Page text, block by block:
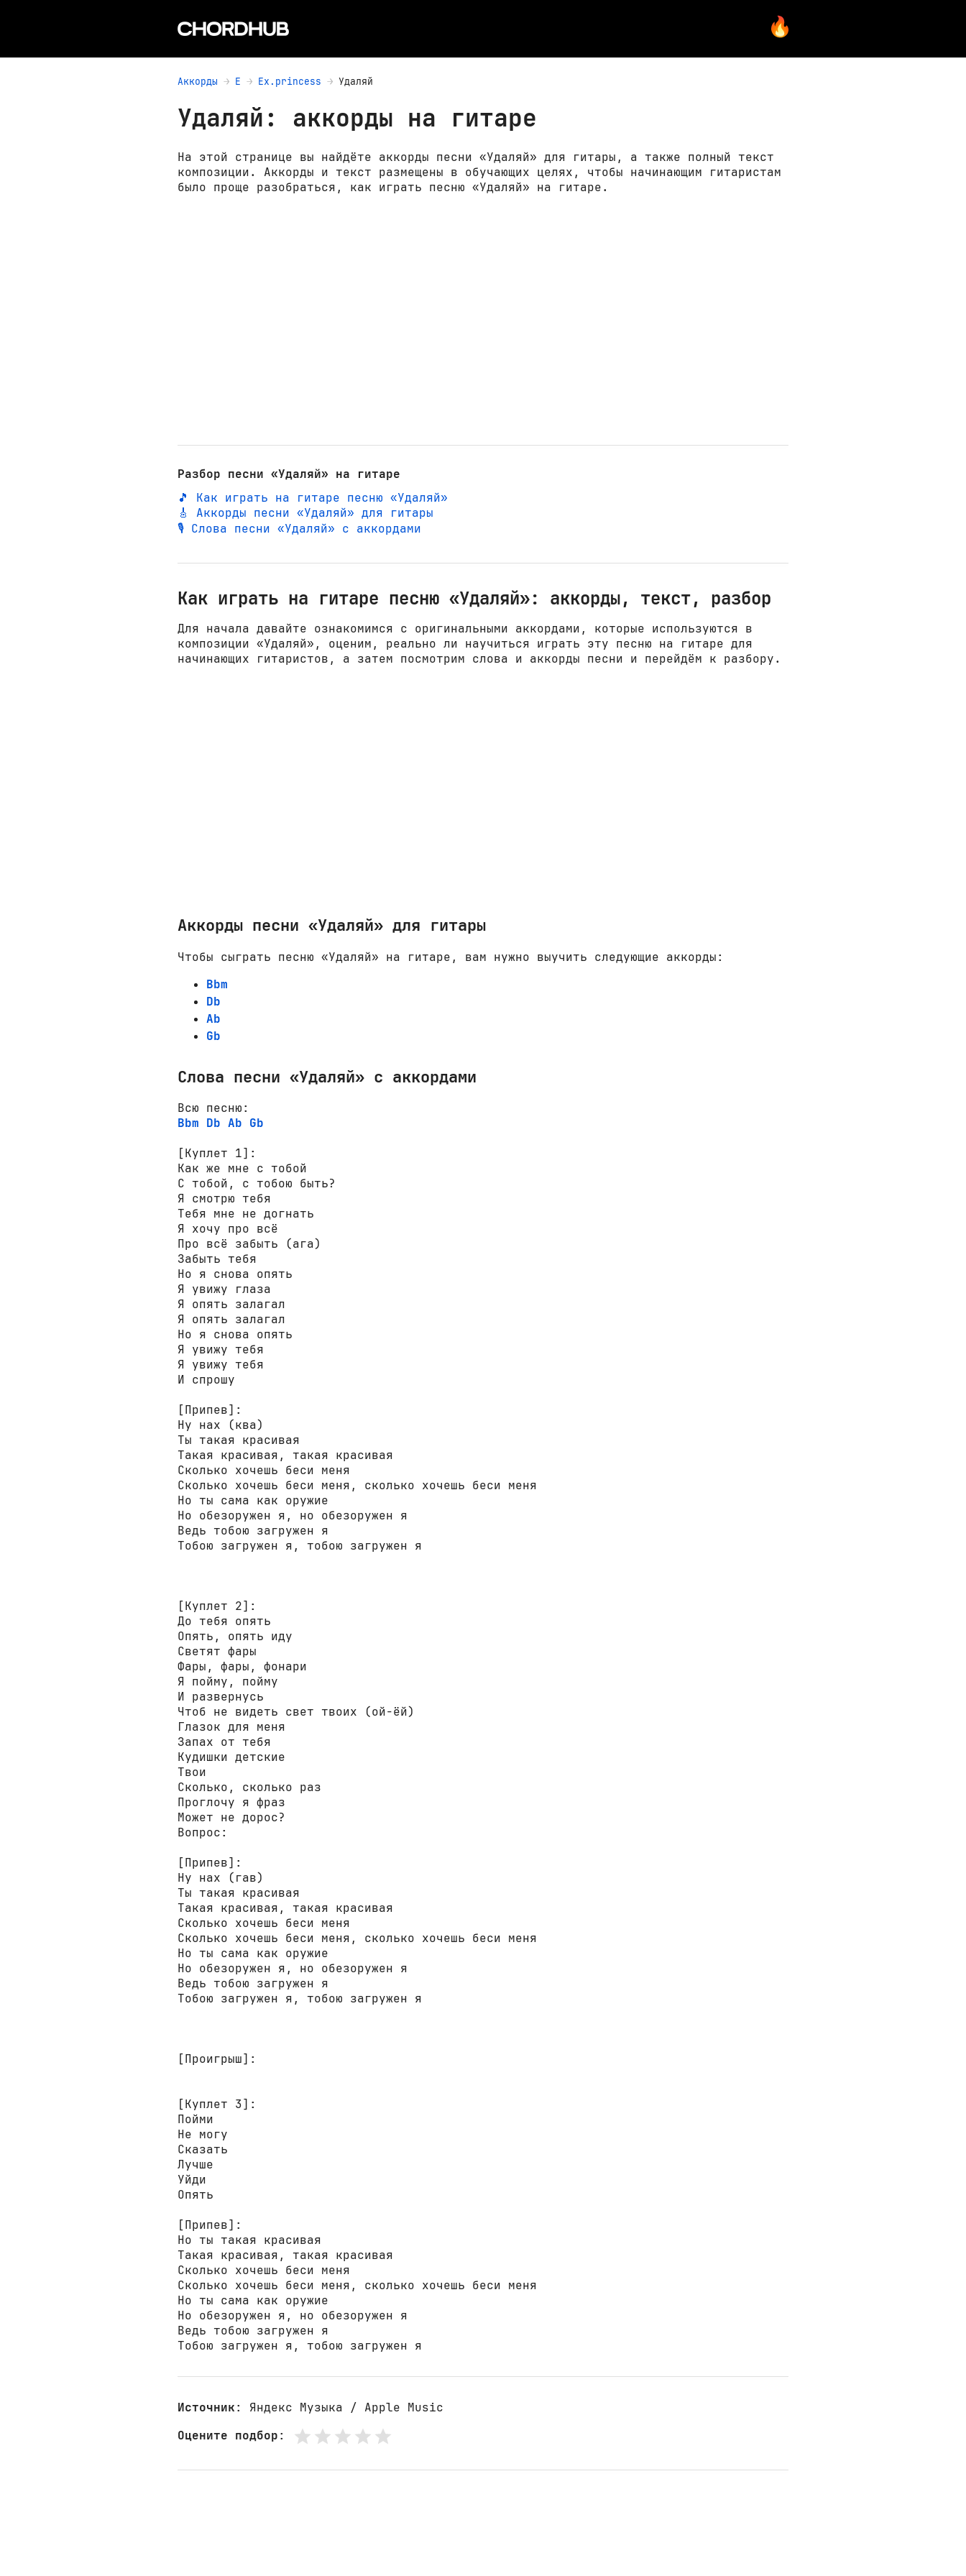
Аккорды E Ex.princess Удаляй
Удаляй: аккорды на гитаре
На этой странице вы найдёте аккорды песни «Удаляй» для гитары, а также полный текст
композиции. Аккорды и текст размещены в обучающих целях, чтобы начинающим гитаристам
было проще разобраться, как играть песню «Удаляй» на гитаре.
Разбор песни «Удаляй» на гитаре
🎵 Как играть на гитаре песню «Удаляй»
🎸 Аккорды песни «Удаляй» для гитары
🎙️ Слова песни «Удаляй» с аккордами
Как играть на гитаре песню «Удаляй»: аккорды, текст, разбор
Для начала давайте ознакомимся с оригинальными аккордами, которые используются в
композиции «Удаляй», оценим, реально ли научиться играть эту песню на гитаре для
начинающих гитаристов, а затем посмотрим слова и аккорды песни и перейдём к разбору.
Аккорды песни «Удаляй» для гитары
Чтобы сыграть песню «Удаляй» на гитаре, вам нужно выучить следующие аккорды:
Bbm
Db
Ab
Gb
Слова песни «Удаляй» с аккордами
Bbm Db Ab Gb
[Куплет 1]:
Как же мне с тобой
С тобой, с тобою быть?
Я смотрю тебя
Тебя мне не догнать
Я хочу про всё
Про всё забыть (ага)
Забыть тебя
Но я снова опять
Я увижу глаза
Я опять залагал
Я опять залагал
Но я снова опять
Я увижу тебя
Я увижу тебя
И спрошу
[Припев]:
Ну нах (ква)
Ты такая красивая
Такая красивая, такая красивая
Сколько хочешь беси меня
Сколько хочешь беси меня, сколько хочешь беси меня
Но ты сама как оружие
Но обезоружен я, но обезоружен я
Ведь тобою загружен я
Тобою загружен я, тобою загружен я
[Куплет 2]:
До тебя опять
Опять, опять иду
Светят фары
Фары, фары, фонари
Я пойму, пойму
И развернусь
Чтоб не видеть свет твоих (ой-ёй)
Глазок для меня
Запах от тебя
Кудишки детские
Твои
Сколько, сколько раз
Проглочу я фраз
Может не дорос?
Вопрос:
[Припев]:
Ну нах (гав)
Ты такая красивая
Такая красивая, такая красивая
Сколько хочешь беси меня
Сколько хочешь беси меня, сколько хочешь беси меня
Но ты сама как оружие
Но обезоружен я, но обезоружен я
Ведь тобою загружен я
Тобою загружен я, тобою загружен я
[Проигрыш]:
[Куплет 3]:
Пойми
Не могу
Сказать
Лучше
Уйди
Опять
[Припев]:
Но ты такая красивая
Такая красивая, такая красивая
Сколько хочешь беси меня
Сколько хочешь беси меня, сколько хочешь беси меня
Но ты сама как оружие
Но обезоружен я, но обезоружен я
Ведь тобою загружен я
Тобою загружен я, тобою загружен я
Источник: Яндекс Музыка / Apple Music
Оцените подбор: